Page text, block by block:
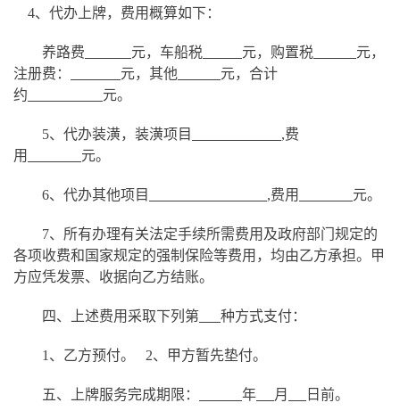
4、代办上牌，费用概算如下：
养路费 元，车船税 元，购置税
元，
注册费：
元，其他
元，合计
约
元。
5、代办装潢，装潢项目
,费
用
元。
6、代办其他项目 ,费用 元。
7、所有办理有关法定手续所需费用及政府部门规定的
各项收费和国家规定的强制保险等费用，均由乙方承担。甲
方应凭发票、收据向乙方结账。
四、上述费用采取下列第 种方式支付：
1、乙方预付。 2、甲方暂先垫付。
五、上牌服务完成期限： 年 月 日前。